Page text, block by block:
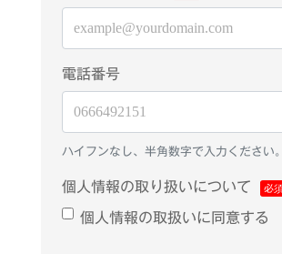
電話番号
ハイフンなし、半角数字で入力ください。
個人情報の取り扱いについて
個人情報の取扱いに同意する